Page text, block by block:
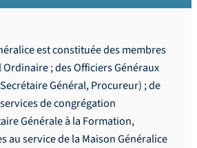
est constituée des membres
; des Officiers Généraux
Général, Procureur) ; de
de congrégation
Générale à la Formation,
au service de la Maison Généralice